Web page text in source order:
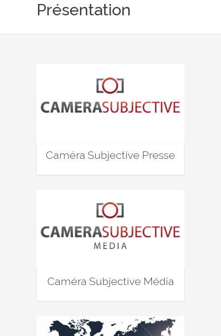
Présentation
Caméra Subjective Presse
Caméra Subjective Média